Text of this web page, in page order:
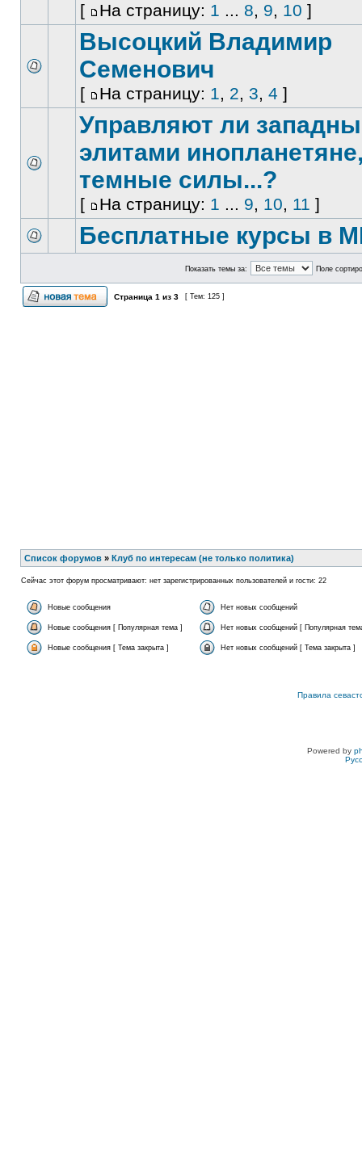
[ На страницу: 1 ... 8, 9, 10 ]
Высоцкий Владимир
Семенович
[ На страницу: 1, 2, 3, 4 ]
Управляют ли
элитами
темные силы...?
[ На страницу: 1 ... 9, 10, 11 ]
Бесплатные курсы в
Показать темы за: Поле
Страница 1 из 3 [ Тем: 125 ]
Список форумов » Клуб по интересам (не только политика)
Сейчас этот форум просматривают: нет зарегистрированных пользователей и гости: 22
Новые сообщения Нет новых сообщений
Новые сообщения [ Популярная тема ] Нет новых сообщений [ Популярная
Новые сообщения [ Тема закрыта ] Нет новых сообщений [ Тема закрыта ]
Правила
Powered by